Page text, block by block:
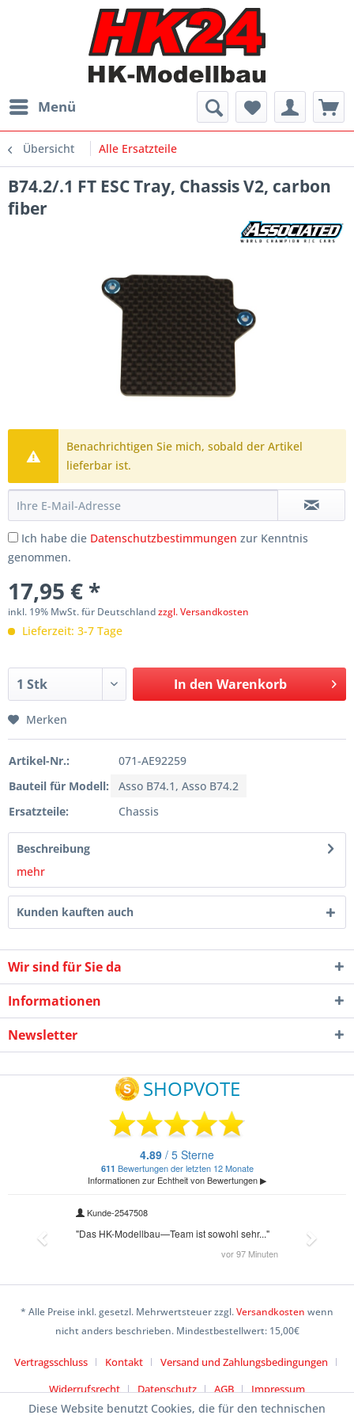
Menü
Übersicht Alle Ersatzteile
B74.2/.1 FT ESC Tray, Chassis V2, carbon
fiber
Benachrichtigen Sie mich, sobald der Artikel
lieferbar ist.
Ich habe die Datenschutzbestimmungen zur Kenntnis
genommen.
17,95 € *
inkl. 19% MwSt. für Deutschlandzzgl. Versandkosten
Lieferzeit: 3-7 Tage
In den Warenkorb
Merken
Artikel-Nr.:
071-AE92259
Bauteil für Modell:
Asso B74.1, Asso B74.2
Ersatzteile:
Chassis
Beschreibung
mehr
Kunden kauften auch
Wir sind für Sie da
Informationen
Newsletter
* Alle Preise inkl. gesetzl. Mehrwertsteuer zzgl.Versandkosten wenn
nicht anders beschrieben. Mindestbestellwert: 15,00€
Vertragsschluss Kontakt
Versand und Zahlungsbedingungen
Widerrufsrecht
Datenschutz AGB Impressum
Diese Website benutzt Cookies, die für den technischen